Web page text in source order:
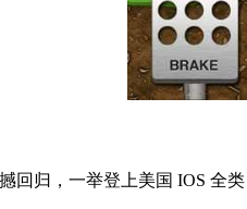
回归，一举登上美国 IOS 全